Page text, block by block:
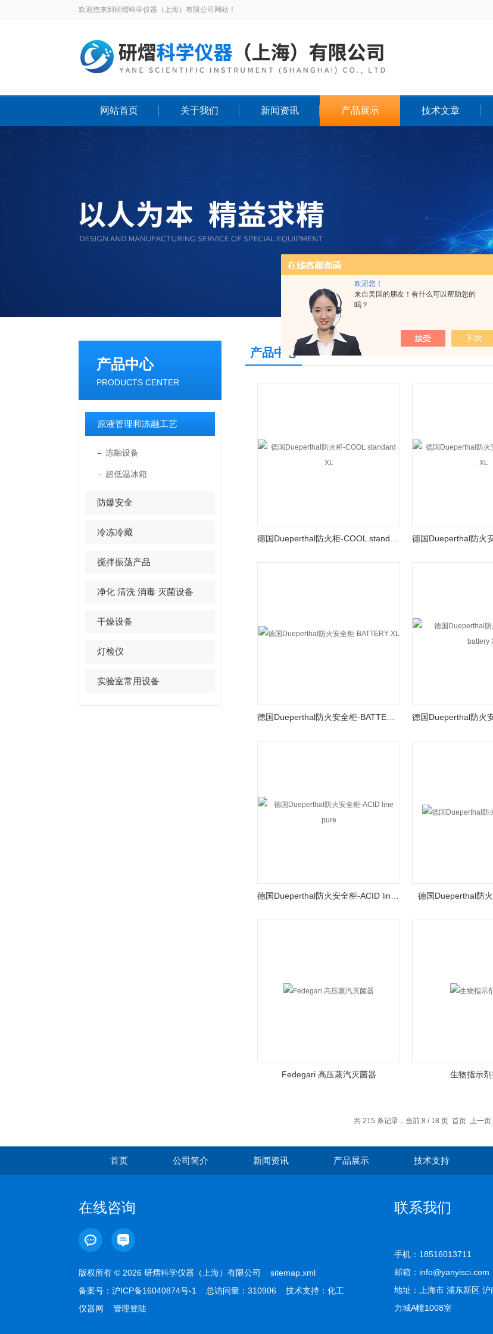
欢迎您！
来自美国的朋友！有什么可以帮助您的
吗？
欢迎您来到研熠科学仪器（上海）有限公司网站！
网站首页 关于我们 新闻资讯 产品展示 技术文章
产品中心
PRODUCTS CENTER
原液管理和冻融工艺
冻融设备
超低温冰箱
防爆安全
冷冻冷藏
搅拌振荡产品
净化 清洗 消毒 灭菌设备
干燥设备
灯检仪
实验室常用设备
产品中心
德国Dueperthal防
Fedegari 高压蒸汽灭菌器 生物指示
共 215 条记录，当前 8 / 18 页 首页 上一页
首页 公司简介 新闻资讯 产品展示 技术支持
在线咨询
版权所有 © 2026 研熠科学仪器（上海）有限公司 sitemap.xml
备案号： 沪ICP备16040874号-1 总访问量：310906 技术支持： 化工
仪器网
管理登陆
联系我们
手机：18516013711
邮箱：info@yanyisci.com
地址：上海市 浦东新区
力城A幢1008室